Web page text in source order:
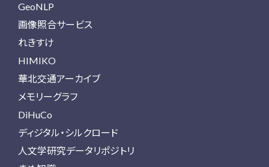
GeoNLP
画像照合サービス
れきすけ
HIMIKO
華北交通アーカイブ
メモリーグラフ
DiHuCo
ディジタル・シルクロード
人文学研究データリポジトリ